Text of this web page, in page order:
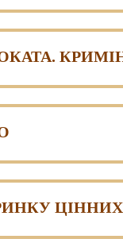
ЦІННИХ